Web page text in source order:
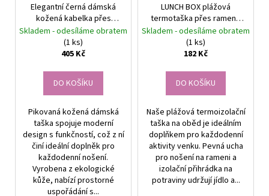
Elegantní černá dámská
kožená kabelka přes
rameno s prošíváním
Skladem - odesíláme obratem
(1 ks)
405 Kč
DO KOŠÍKU
Pikovaná kožená dámská
taška spojuje moderní
design s funkčností, což z ní
činí ideální doplněk pro
každodenní nošení.
Vyrobena z ekologické
kůže, nabízí prostorné
uspořádání s...
LUNCH BOX plážová
termotaška přes rameno
dvojitá černá
Skladem - odesíláme obratem
(1 ks)
182 Kč
DO KOŠÍKU
Naše plážová termoizolační
taška na oběd je ideálním
doplňkem pro každodenní
aktivity venku. Pevná ucha
pro nošení na rameni a
izolační přihrádka na
potraviny udržují jídlo a...